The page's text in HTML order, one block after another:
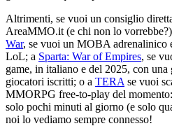
Altrimenti, se vuoi un consiglio
AreaMMO.it (e chi non lo
War, se vuoi un MOBA adrenalinico
LoL; a Sparta: War of Empires, se
game, in italiano e del 2025, con
giocatori iscritti; o a TERA se vuoi
MMORPG free-to-play del
solo pochi minuti al giorno (e solo
noi lo vediamo sempre connesso!